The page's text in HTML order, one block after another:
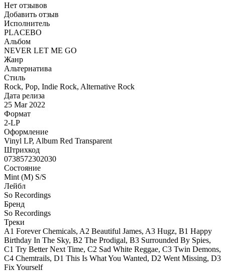
Нет отзывов
Добавить отзыв
Исполнитель
PLACEBO
Альбом
NEVER LET ME GO
Жанр
Альтернатива
Стиль
Rock, Pop, Indie Rock, Alternative Rock
Дата релиза
25 Mar 2022
Формат
2-LP
Оформление
Vinyl LP, Album Red Transparent
Штрихкод
0738572302030
Состояние
Mint (M) S/S
Лейбл
So Recordings
Бренд
So Recordings
Треки
A1 Forever Chemicals, A2 Beautiful James, A3 Hugz, B1 Happy
Birthday In The Sky, B2 The Prodigal, B3 Surrounded By Spies,
C1 Try Better Next Time, C2 Sad White Reggae, C3 Twin Demons,
C4 Chemtrails, D1 This Is What You Wanted, D2 Went Missing, D3
Fix Yourself